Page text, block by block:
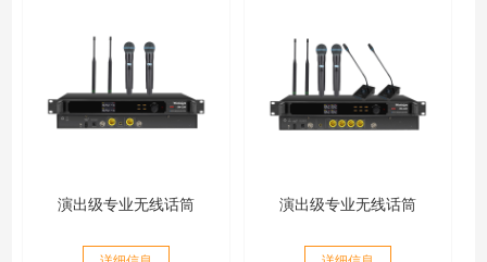
演出级专业无线话筒 演出级专业无线话筒